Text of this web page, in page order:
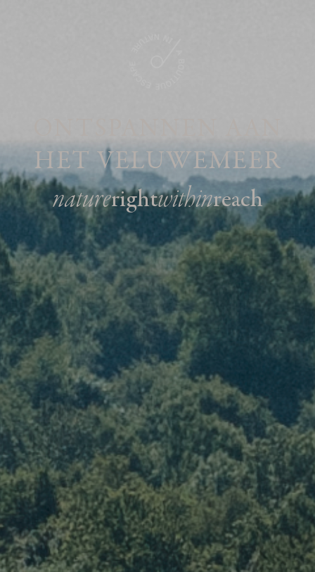
HET VELUWEMEER
naturerightwithinreach